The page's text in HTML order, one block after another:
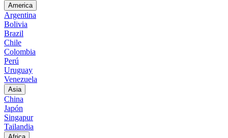
America
Argentina
Bolivia
Brazil
Chile
Colombia
Perú
Uruguay
Venezuela
Asia
China
Japón
Singapur
Tailandia